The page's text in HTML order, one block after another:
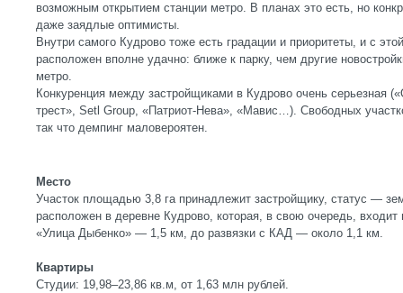
возможным открытием станции метро. В планах это есть, но
даже заядлые оптимисты.
Внутри самого Кудрово тоже есть градации и приоритеты, и с
расположен вполне удачно: ближе к парку, чем другие
метро.
Конкуренция между застройщиками в Кудрово очень серьезная
трест», Setl Group, «Патриот-Нева», «Мавис…). Свободных
так что демпинг маловероятен.
Место
Участок площадью 3,8 га принадлежит застройщику, статус —
расположен в деревне Кудрово, которая, в свою очередь,
«Улица Дыбенко» — 1,5 км, до развязки с КАД — около 1,1 км.
Квартиры
Студии: 19,98–23,86 кв.м, от 1,63 млн рублей.